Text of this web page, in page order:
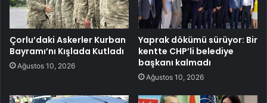
Çorlu’daki Askerler Kurban
Bayramı’nı Kışlada Kutladı
Ağustos 10, 2026
Yaprak dökümü sürüyor: Bir
kentte CHP’li belediye
başkanı kalmadı
Ağustos 10, 2026